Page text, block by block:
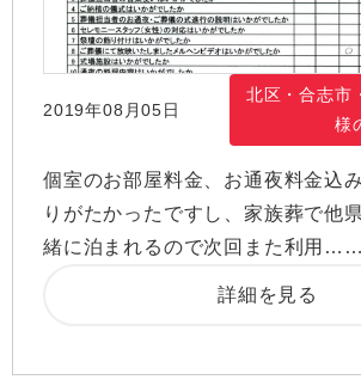
2019年08月05日
北区・合志市
様
個室のお部屋料金、お通夜料金込
りがたかったですし、家族葬で他
緒に泊まれるので次回また利用……
詳細を見る